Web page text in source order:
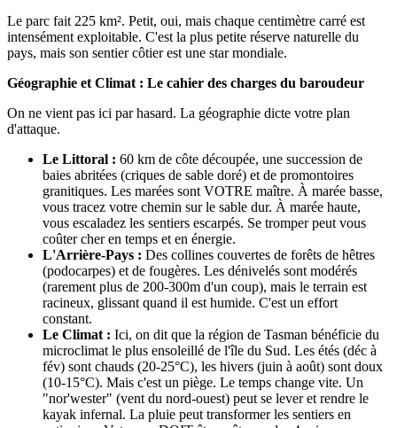
Le parc fait 225 km². Petit, oui, mais chaque centimètre carré est
intensément exploitable. C'est la plus petite réserve naturelle du
pays, mais son sentier côtier est une star mondiale.
Géographie et Climat : Le cahier des charges du baroudeur
On ne vient pas ici par hasard. La géographie dicte votre plan
d'attaque.
Le Littoral : 60 km de côte découpée, une succession de
baies abritées (criques de sable doré) et de promontoires
granitiques. Les marées sont VOTRE maître. À marée basse,
vous tracez votre chemin sur le sable dur. À marée haute,
vous escaladez les sentiers escarpés. Se tromper peut vous
coûter cher en temps et en énergie.
L'Arrière-Pays : Des collines couvertes de forêts de hêtres
(podocarpes) et de fougères. Les dénivelés sont modérés
(rarement plus de 200-300m d'un coup), mais le terrain est
racineux, glissant quand il est humide. C'est un effort
constant.
Le Climat : Ici, on dit que la région de Tasman bénéficie du
microclimat le plus ensoleillé de l'île du Sud. Les étés (déc à
fév) sont chauds (20-25°C), les hivers (juin à août) sont doux
(10-15°C). Mais c'est un piège. Le temps change vite. Un
"nor'wester" (vent du nord-ouest) peut se lever et rendre le
kayak infernal. La pluie peut transformer les sentiers en